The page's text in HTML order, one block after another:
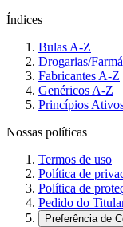
Índices
Bulas A-Z
Drogarias/
Fabricantes A-Z
Genéricos A-Z
Princípios
Nossas políticas
Termos de uso
Política de
Política de
Pedido do
Preferência de